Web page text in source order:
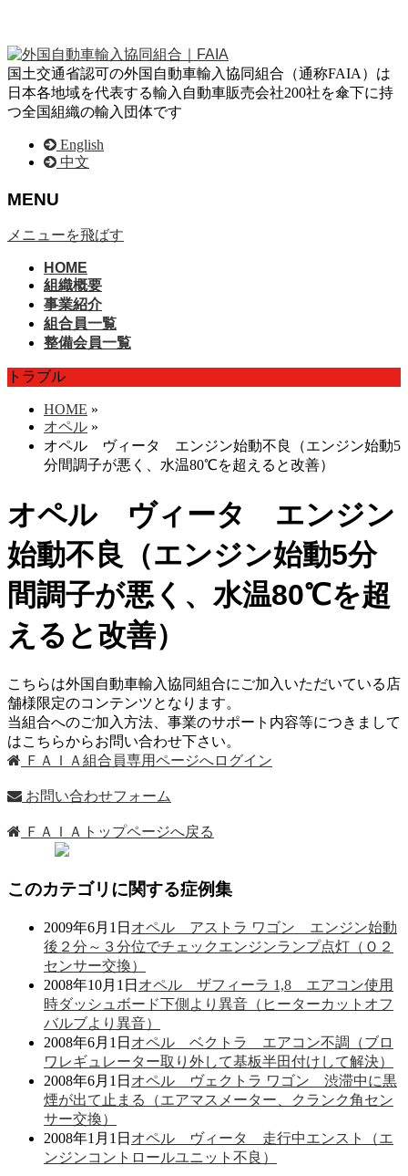
国土交通省認可の外国自動車輸入協同組合（通称FAIA）は
日本各地域を代表する輸入自動車販売会社200社を傘下に持
つ全国組織の輸入団体です
English
中文
MENU
メニューを飛ばす
HOME
組織概要
事業紹介
組合員一覧
整備会員一覧
トラブル
HOME »
オペル »
オペル ヴィータ エンジン始動不良（エンジン始動5
分間調子が悪く、水温80℃を超えると改善）
オペル ヴィータ エンジン
始動不良（エンジン始動5分
間調子が悪く、水温80℃を超
えると改善）
こちらは外国自動車輸入協同組合にご加入いただいている店
舗様限定のコンテンツとなります。
当組合へのご加入方法、事業のサポート内容等につきまして
はこちらからお問い合わせ下さい。
ＦＡＩＡ組合員専用ページへログイン
お問い合わせフォーム
ＦＡＩＡトップページへ戻る
このカテゴリに関する症例集
2009年6月1日 オペル アストラ ワゴン エンジン始動
後２分～３分位でチェックエンジンランプ点灯（Ｏ２
センサー交換）
2008年10月1日 オペル ザフィーラ 1,8 エアコン使用
時ダッシュボード下側より異音（ヒーターカットオフ
バルブより異音）
2008年6月1日 オペル ベクトラ エアコン不調（ブロ
ワレギュレーター取り外して基板半田付けして解決）
2008年6月1日 オペル ヴェクトラ ワゴン 渋滞中に黒
煙が出て止まる（エアマスメーター、クランク角セン
サー交換）
2008年1月1日 オペル ヴィータ 走行中エンスト（エ
ンジンコントロールユニット不良）